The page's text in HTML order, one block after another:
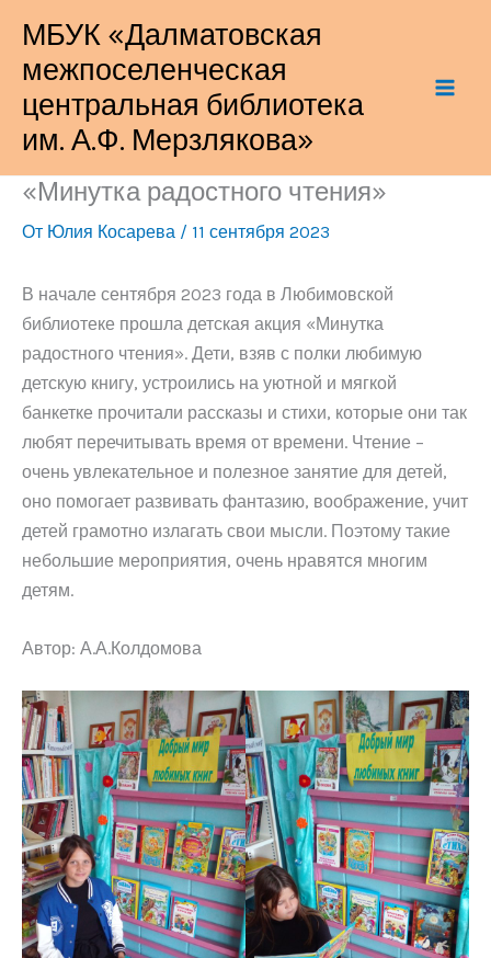
содержимому
МБУК «Далматовская
межпоселенческая
центральная библиотека
им. А.Ф. Мерзлякова»
«Минутка радостного чтения»
От Юлия Косарева / 11 сентября 2023
В начале сентября 2023 года в Любимовской
библиотеке прошла детская акция «Минутка
радостного чтения». Дети, взяв с полки любимую
детскую книгу, устроились на уютной и мягкой
банкетке прочитали рассказы и стихи, которые они так
любят перечитывать время от времени. Чтение –
очень увлекательное и полезное занятие для детей,
оно помогает развивать фантазию, воображение, учит
детей грамотно излагать свои мысли. Поэтому такие
небольшие мероприятия, очень нравятся многим
детям.
Автор: А.А.Колдомова